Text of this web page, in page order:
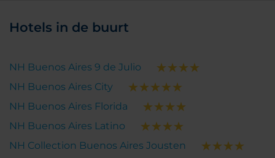
Hotels in de buurt
NH Buenos Aires 9 de Julio
NH Buenos Aires City
NH Buenos Aires Florida
NH Buenos Aires Latino
NH Collection Buenos Aires Jousten